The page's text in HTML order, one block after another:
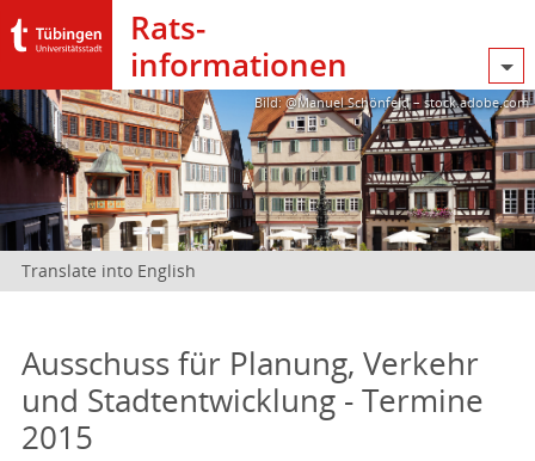
Rats­
informationen
Bild: @Manuel Schönfeld – stock.adobe.com
Translate into English
Ausschuss für Planung, Verkehr
und Stadtentwicklung - Termine
2015